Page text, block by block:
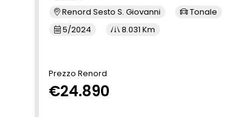
Renord Sesto S. Giovanni
Tonale
5/2024
8.031 Km
Prezzo Renord
€24.890